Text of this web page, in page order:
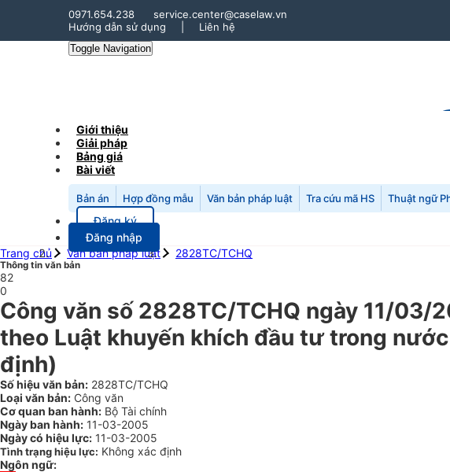
0971.654.238
service.center@caselaw.vn
Hướng dẫn sử dụng
Liên hệ
Toggle Navigation
Giới thiệu
Giải pháp
Bảng giá
Bài viết
Bản án Hợp đồng mẫu Văn bản pháp luật Tra cứu mã HS Thuật ngữ
Đăng ký
Đăng nhập
Trang chủ
Văn bản pháp luật 2828TC/TCHQ
Thông tin văn bản
82
0
Công văn số 2828TC/TCHQ ngày 11/03/
theo Luật khuyến khích đầu tư trong
định)
Số hiệu văn bản: 2828TC/TCHQ
Loại văn bản: Công văn
Cơ quan ban hành: Bộ Tài chính
Ngày ban hành: 11-03-2005
Ngày có hiệu lực: 11-03-2005
Tình trạng hiệu lực: Không xác định
Ngôn ngữ: